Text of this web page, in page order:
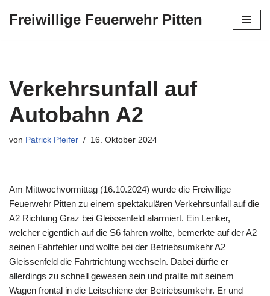
Freiwillige Feuerwehr Pitten
Verkehrsunfall auf
Autobahn A2
von Patrick Pfeifer 16. Oktober 2024
Am Mittwochvormittag (16.10.2024) wurde die Freiwillige
Feuerwehr Pitten zu einem spektakulären Verkehrsunfall auf die
A2 Richtung Graz bei Gleissenfeld alarmiert. Ein Lenker,
welcher eigentlich auf die S6 fahren wollte, bemerkte auf der A2
seinen Fahrfehler und wollte bei der Betriebsumkehr A2
Gleissenfeld die Fahrtrichtung wechseln. Dabei dürfte er
allerdings zu schnell gewesen sein und prallte mit seinem
Wagen frontal in die Leitschiene der Betriebsumkehr. Er und